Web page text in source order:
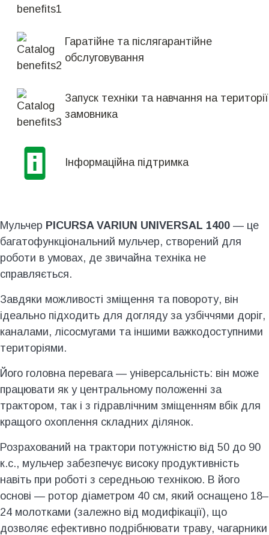
Гаратійне та післягарантійне
обслуговування
Запуск техніки та навчання на території
замовника
Інформаційна підтримка
Мульчер PICURSA VARIUN UNIVERSAL 1400 — це
багатофункціональний мульчер, створений для
роботи в умовах, де звичайна техніка не
справляється.
Завдяки можливості зміщення та повороту, він
ідеально підходить для догляду за узбіччями доріг,
каналами, лісосмугами та іншими важкодоступними
територіями.
Його головна перевага — універсальність: він може
працювати як у центральному положенні за
трактором, так і з гідравлічним зміщенням вбік для
кращого охоплення складних ділянок.
Розрахований на трактори потужністю від 50 до 90
к.с., мульчер забезпечує високу продуктивність
навіть при роботі з середньою технікою. В його
основі — ротор діаметром 40 см, який оснащено 18–
24 молотками (залежно від модифікації), що
дозволяє ефективно подрібнювати траву, чагарники